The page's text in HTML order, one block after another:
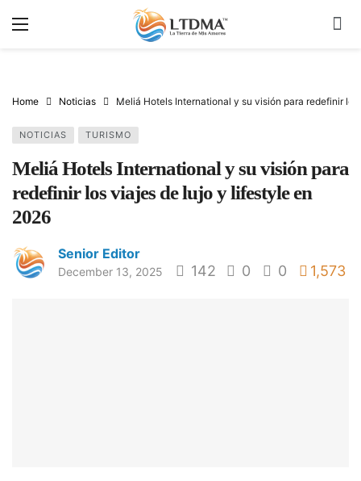
Home Noticias Meliá Hotels International y su visión para redefinir
NOTICIAS TURISMO
Meliá Hotels International y su visión para
redefinir los viajes de lujo y lifestyle en
2026
Senior Editor
December 13, 2025 142 0 0 1,573